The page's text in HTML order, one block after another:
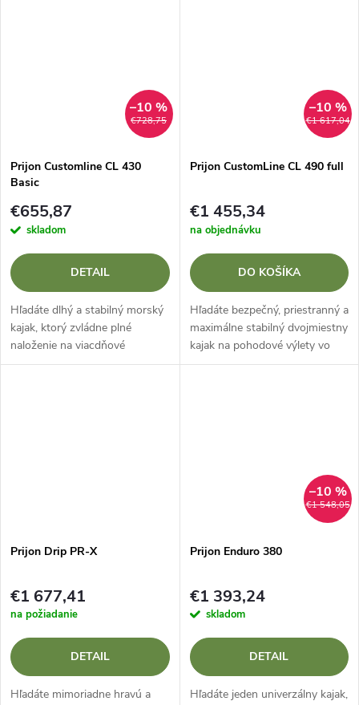
€728,75
–10 %
Prijon Customline CL 430
Basic
€655,87
skladom
DETAIL
Hľadáte dlhý a stabilný morský
kajak, ktorý zvládne plné
naloženie na viacdňové
expedície bez zbytočných
€1 617,04
–10 %
Prijon CustomLine CL 490 full
€1 455,34
na objednávku
DO KOŠÍKA
Hľadáte bezpečný, priestranný a
maximálne stabilný dvojmiestny
kajak na pohodové výlety vo
dvojici? Prijon CustomLine CL
Prijon Drip PR-X
€1 677,41
na požiadanie
DETAIL
Hľadáte mimoriadne hravú a
€1 548,05
–10 %
Prijon Enduro 380
€1 393,24
skladom
DETAIL
Hľadáte jeden univerzálny kajak,